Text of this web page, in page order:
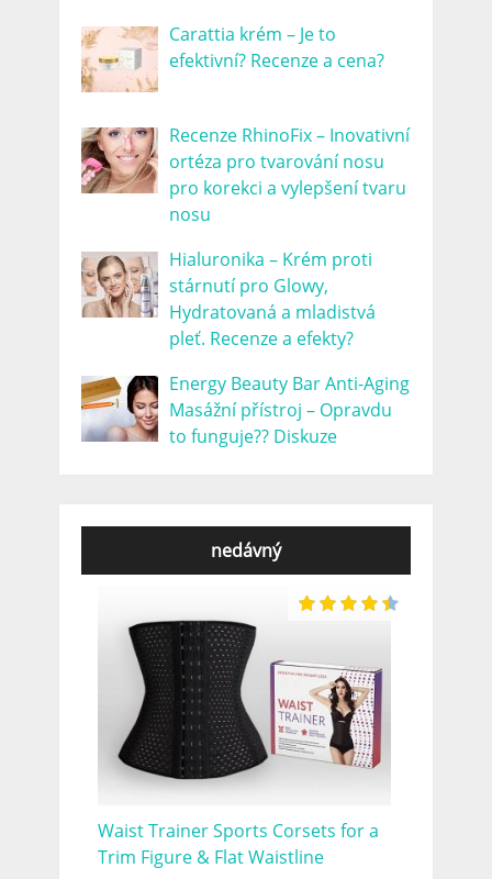
Carattia krém – Je to
efektivní? Recenze a cena?
Recenze RhinoFix – Inovativní
ortéza pro tvarování nosu
pro korekci a vylepšení tvaru
nosu
Hialuronika – Krém proti
stárnutí pro Glowy,
Hydratovaná a mladistvá
pleť. Recenze a efekty?
Energy Beauty Bar Anti-Aging
Masážní přístroj – Opravdu
to funguje?? Diskuze
nedávný
Waist Trainer Sports Corsets for a
Trim Figure & Flat Waistline